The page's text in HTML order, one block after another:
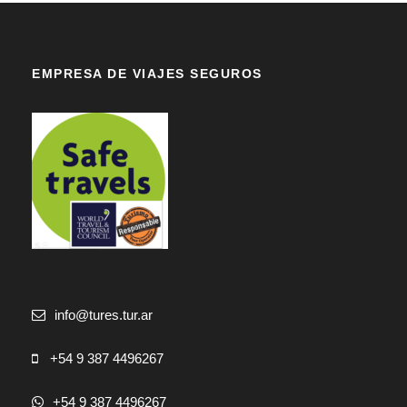
EMPRESA DE VIAJES SEGUROS
info@tures.tur.ar
+54 9 387 4496267
+54 9 387 4496267